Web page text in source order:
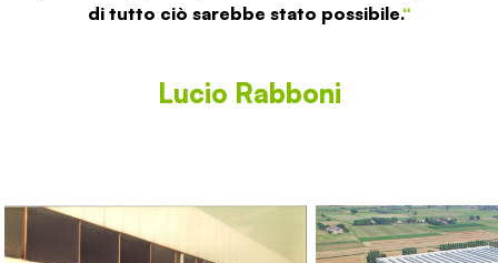
di tutto ciò sarebbe stato possibile.“
Lucio Rabboni